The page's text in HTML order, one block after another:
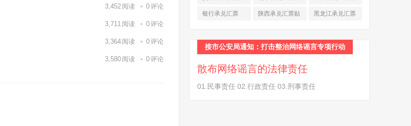
3,452 阅读 0评论
3,711 阅读 0评论
3,364 阅读 0评论
3,580 阅读 0评论
票(284)
现(344)
现(232)
银行承兑汇票
陕西承兑汇票贴
黑龙江承兑汇票
接市公安局通知：打击整治网络谣言专项行动
散布网络谣言的法律责任
01.民事责任 02.行政责任 03.刑事责任